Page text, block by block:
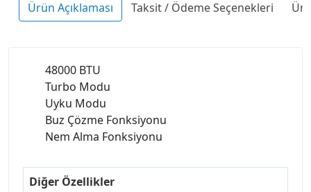
Ürün Açıklaması Taksit / Ödeme Seçenekleri
48000 BTU
Turbo Modu
Uyku Modu
Buz Çözme Fonksiyonu
Nem Alma Fonksiyonu
Diğer Özellikler